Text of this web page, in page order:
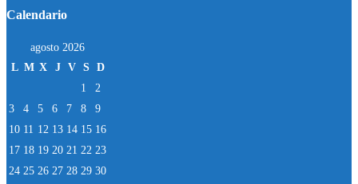
Calendario
agosto 2026
L M X J V S D
1
2
3
4 5 6 7 8
9
10 11 12 13 14 15 16
17 18 19 20 21 22 23
24 25 26 27 28 29 30